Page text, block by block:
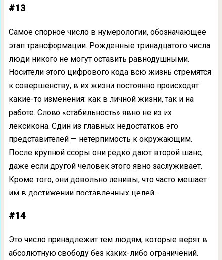
#13
Самое спорное число в нумерологии, обозначающее
этап трансформации. Рожденные тринадцатого числа
люди никого не могут оставить равнодушными.
Носители этого цифрового кода всю жизнь стремятся
к совершенству, в их жизни постоянно происходят
какие-то изменения: как в личной жизни, так и на
работе. Слово «стабильность» явно не из их
лексикона. Один из главных недостатков его
представителей — нетерпимость к окружающим.
После крупной ссоры они редко дают второй шанс,
даже если другой человек этого явно заслуживает.
Кроме того, они довольно ленивы, что часто мешает
им в достижении поставленных целей.
#14
Это число принадлежит тем людям, которые верят в
абсолютную свободу без каких-либо ограничений.